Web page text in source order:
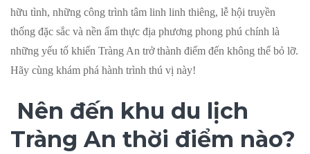
hữu tình, những công trình tâm linh linh thiêng, lễ hội truyền
thống đặc sắc và nền ẩm thực địa phương phong phú chính là
những yếu tố khiến Tràng An trở thành điểm đến không thể bỏ lỡ.
Hãy cùng khám phá hành trình thú vị này!
Nên đến khu du lịch
Tràng An thời điểm nào?